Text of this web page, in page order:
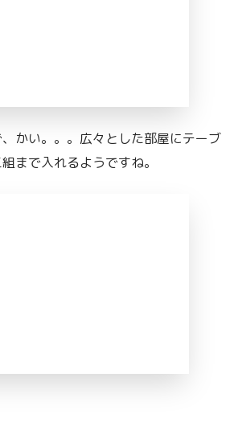
かい。。。広々とした部屋にテーブ
まで入れるようですね。